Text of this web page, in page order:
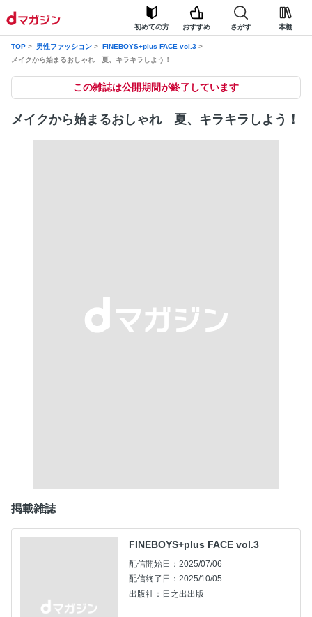
初めての方 おすすめ さがす 本棚
TOP 男性ファッション
FINEBOYS+plus FACE vol.3
メイクから始まるおしゃれ 夏、キラキラしよう！
この雑誌は公開期間が終了しています
メイクから始まるおしゃれ 夏、キラキラしよう！
掲載雑誌
FINEBOYS+plus FACE vol.3
配信開始日：2025/07/06
配信終了日：2025/10/05
出版社：日之出出版